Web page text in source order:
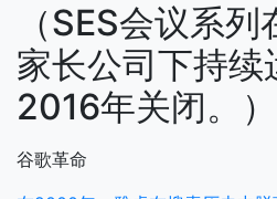
（SES会议系
家长公司下持续
2016年关闭。）
谷歌革命